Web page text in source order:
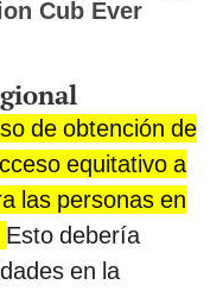
de obtención de
equitativo a
las personas en
Esto debería
en la